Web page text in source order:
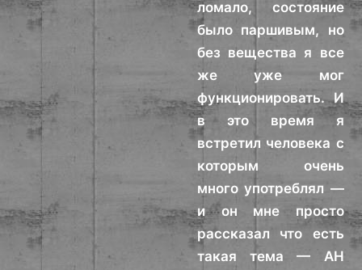
ломало, состояние
было паршивым, но
без вещества я все
же уже мог
функционировать. И
в это время я
встретил человека с
которым очень
много употреблял —
и он мне просто
рассказал что есть
такая тема — АН